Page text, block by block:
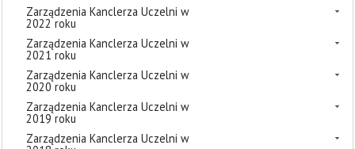
Zarządzenia Kanclerza Uczelni w
2022 roku
Zarządzenia Kanclerza Uczelni w
2021 roku
Zarządzenia Kanclerza Uczelni w
2020 roku
Zarządzenia Kanclerza Uczelni w
2019 roku
Zarządzenia Kanclerza Uczelni w